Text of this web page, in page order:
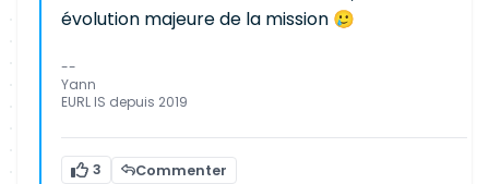
évolution majeure de la mission 🥲
--
Yann
EURL IS depuis 2019
3 Commenter